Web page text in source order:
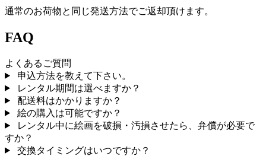
通常のお荷物と同じ発送方法でご返却頂けます。
FAQ
よくあるご質問
申込方法を教えて下さい。
レンタル期間は選べますか？
配送料はかかりますか？
絵の購入は可能ですか？
レンタル中に絵画を破損・汚損させたら、弁償が必要で
すか？
交換タイミングはいつですか？